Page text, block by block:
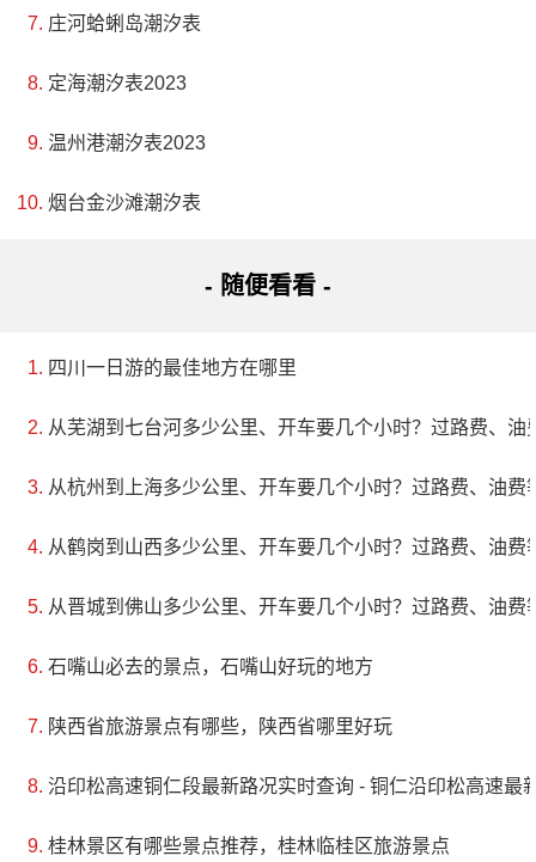
庄河蛤蜊岛潮汐表
定海潮汐表2023
温州港潮汐表2023
烟台金沙滩潮汐表
- 随便看看 -
四川一日游的最佳地方在哪里
从芜湖到七台河多少公里、开车要几个小时？过路费、油
从杭州到上海多少公里、开车要几个小时？过路费、油费
从鹤岗到山西多少公里、开车要几个小时？过路费、油费
从晋城到佛山多少公里、开车要几个小时？过路费、油费
石嘴山必去的景点，石嘴山好玩的地方
陕西省旅游景点有哪些，陕西省哪里好玩
沿印松高速铜仁段最新路况实时查询 - 铜仁沿印松高速最
桂林景区有哪些景点推荐，桂林临桂区旅游景点